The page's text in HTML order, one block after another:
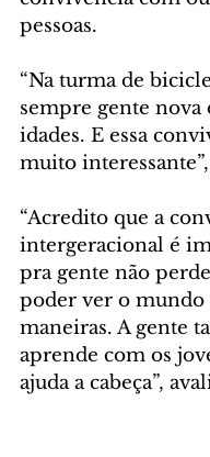
pessoas.
“Na turma de
sempre gente nova
idades. E essa
muito
“Acredito que a
intergeracional é
pra gente não
poder ver o mundo
maneiras. A gente
aprende com os
ajuda a cabeça”,